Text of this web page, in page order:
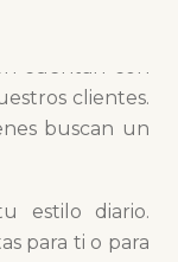
cuentan con
clientes.
buscan un
estilo diario.
para ti o para